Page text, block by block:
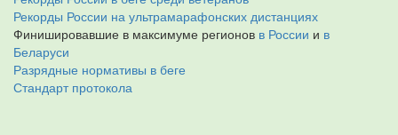
Рекорды России на ультрамарафонских дистанциях
Финишировавшие в максимуме регионов в России и в
Беларуси
Разрядные нормативы в беге
Стандарт протокола